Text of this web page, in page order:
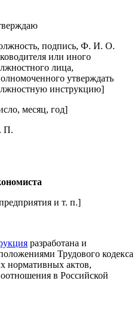
подпись, Ф. И. О.
или иного
лица,
утверждать
инструкцию]
месяц, год]
П.
и т. п.]
разработана и
Трудового кодекса
нормативных актов,
в Российской